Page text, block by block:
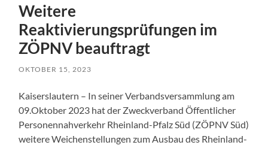
Weitere
Reaktivierungsprüfungen im
ZÖPNV beauftragt
OKTOBER 15, 2023
Kaiserslautern – In seiner Verbandsversammlung am
09.Oktober 2023 hat der Zweckverband Öffentlicher
Personennahverkehr Rheinland-Pfalz Süd (ZÖPNV Süd)
weitere Weichenstellungen zum Ausbau des Rheinland-